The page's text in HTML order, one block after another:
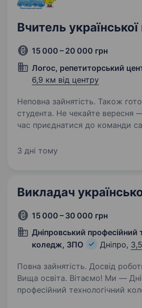
Вчитель
15 000 – 20 000 грн
Логос, репетиторський
6,9 км від центру
Неповна зайнятість. Також
студента. Не чекайте вересня — найкращий
час приєднатися до команди
навчання та комфортно
3 дні тому
Викладач
15 000 – 30 000 грн
Дніпровський професійний
коледж, ЗПО
Дніпро,
Повна зайнятість. Досвід
Вища освіта. Вітаємо! Ми — Дніпровський
професійний технологічний